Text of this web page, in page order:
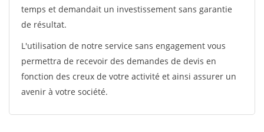
temps et demandait un investissement sans garantie
de résultat.
L'utilisation de notre service sans engagement vous
permettra de recevoir des demandes de devis en
fonction des creux de votre activité et ainsi assurer un
avenir à votre société.